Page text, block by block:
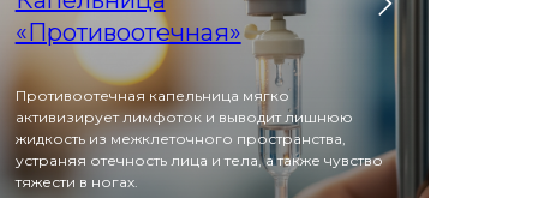
«Противоотечная»
Противоотечная капельница мягко
активизирует лимфоток и выводит лишнюю
жидкость из межклеточного пространства,
устраняя отечность лица и тела, а также чувство
тяжести в ногах.